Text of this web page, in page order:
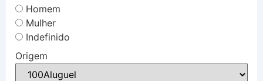
Homem
Mulher
Indefinido
Origem